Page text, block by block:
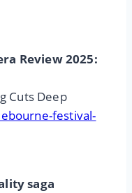
Review 2025:
Cuts Deep
festival-
saga